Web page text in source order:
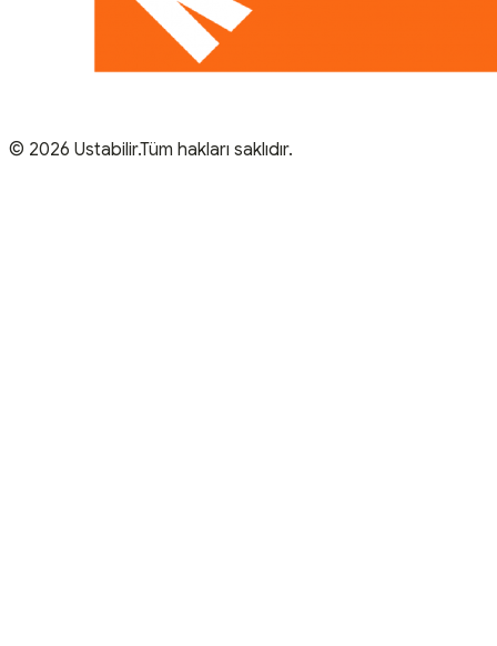
© 2026 Ustabilir.Tüm hakları saklıdır.